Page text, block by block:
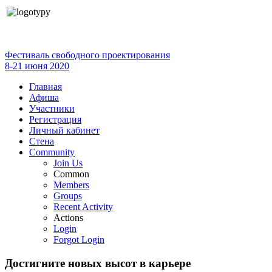
Фестиваль свободного проектирования
8-21 июня 2020
Главная
Афиша
Участники
Регистрация
Личный кабинет
Стена
Community
Join Us
Common
Members
Groups
Recent Activity
Actions
Login
Forgot Login
Достигните новых высот в карьере